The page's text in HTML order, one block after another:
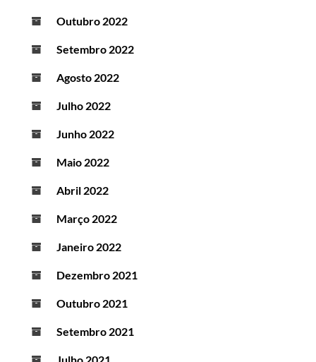
Outubro 2022
Setembro 2022
Agosto 2022
Julho 2022
Junho 2022
Maio 2022
Abril 2022
Março 2022
Janeiro 2022
Dezembro 2021
Outubro 2021
Setembro 2021
Julho 2021